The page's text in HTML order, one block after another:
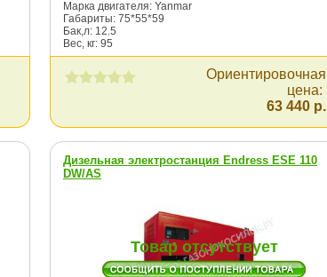
Марка двигателя: Yanmar
Габариты: 75*55*59
Бак,л: 12.5
Вес, кг: 95
Ориентировочная
цена:
63 440 р.
Дизельная электростанция Endress ESE 110
DW/AS
Товар отсутствует